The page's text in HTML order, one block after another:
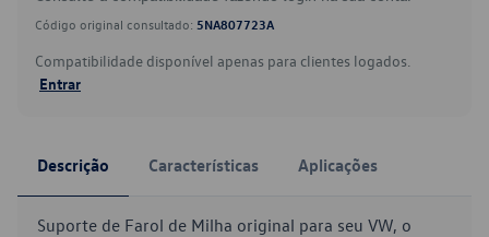
Código original consultado: 5NA807723A
Compatibilidade disponível apenas para clientes logados.
Entrar
Descrição Características Aplicações
Suporte de Farol de Milha original para seu VW, o